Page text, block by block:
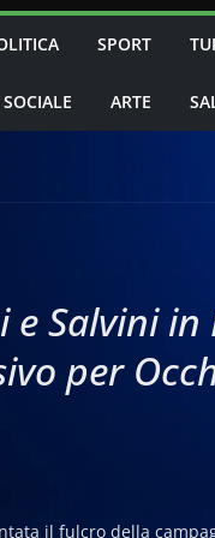
SPORT
SOCIALE ARTE
Salvini in
per
il fulcro della